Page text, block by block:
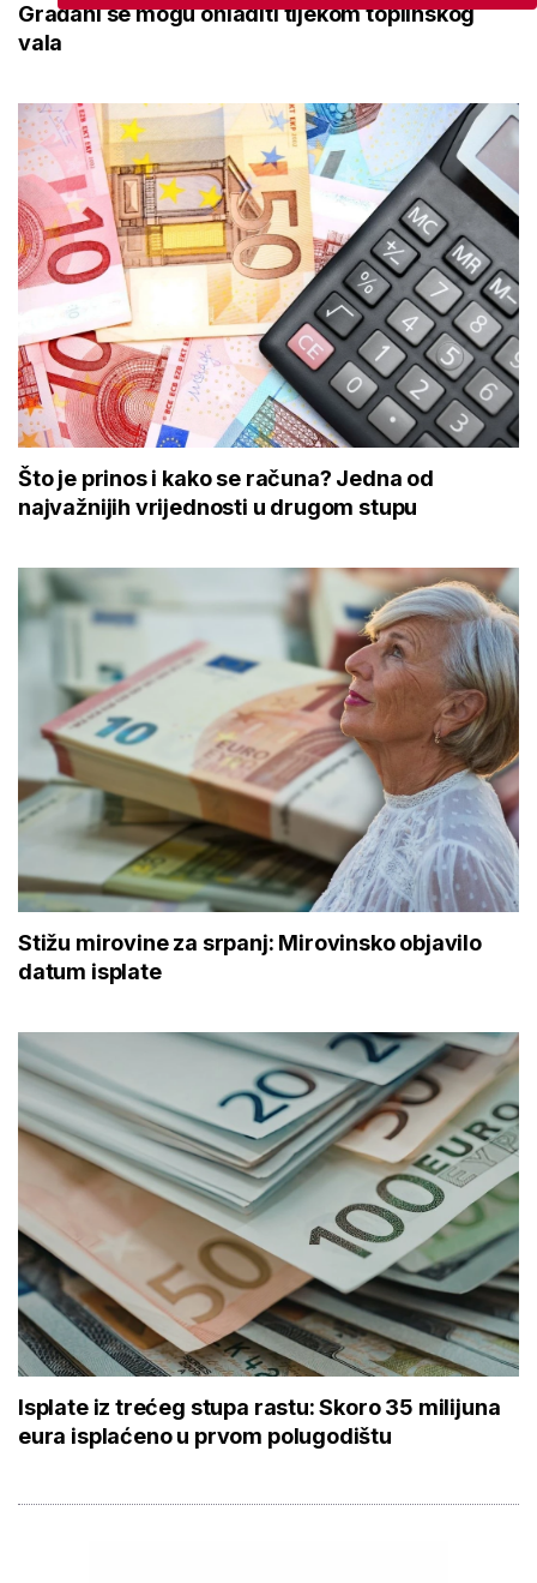
Građani se mogu ohladiti tijekom toplinskog
vala
Što je prinos i kako se računa? Jedna od
najvažnijih vrijednosti u drugom stupu
Stižu mirovine za srpanj: Mirovinsko objavilo
datum isplate
Isplate iz trećeg stupa rastu: Skoro 35 milijuna
eura isplaćeno u prvom polugodištu